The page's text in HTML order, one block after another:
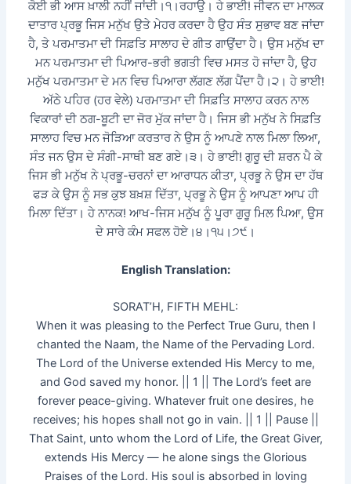
ਕੋਈ ਭੀ ਆਸ ਖ਼ਾਲੀ ਨਹੀਂ ਜਾਂਦੀ।੧।ਰਹਾਉ। ਹੇ ਭਾਈ! ਜੀਵਨ ਦਾ ਮਾਲਕ
ਦਾਤਾਰ ਪ੍ਰਭੂ ਜਿਸ ਮਨੁੱਖ ਉਤੇ ਮੇਹਰ ਕਰਦਾ ਹੈ ਉਹ ਸੰਤ ਸੁਭਾਵ ਬਣ ਜਾਂਦਾ
ਹੈ, ਤੇ ਪਰਮਾਤਮਾ ਦੀ ਸਿਫ਼ਤਿ ਸਾਲਾਹ ਦੇ ਗੀਤ ਗਾਉਂਦਾ ਹੈ। ਉਸ ਮਨੁੱਖ ਦਾ
ਮਨ ਪਰਮਾਤਮਾ ਦੀ ਪਿਆਰ-ਭਰੀ ਭਗਤੀ ਵਿਚ ਮਸਤ ਹੋ ਜਾਂਦਾ ਹੈ, ਉਹ
ਮਨੁੱਖ ਪਰਮਾਤਮਾ ਦੇ ਮਨ ਵਿਚ ਪਿਆਰਾ ਲੱਗਣ ਲੱਗ ਪੈਂਦਾ ਹੈ।੨। ਹੇ ਭਾਈ!
ਅੱਠੇ ਪਹਿਰ (ਹਰ ਵੇਲੇ) ਪਰਮਾਤਮਾ ਦੀ ਸਿਫ਼ਤਿ ਸਾਲਾਹ ਕਰਨ ਨਾਲ
ਵਿਕਾਰਾਂ ਦੀ ਠਗ-ਬੂਟੀ ਦਾ ਜੋਰ ਮੁੱਕ ਜਾਂਦਾ ਹੈ। ਜਿਸ ਭੀ ਮਨੁੱਖ ਨੇ ਸਿਫ਼ਤਿ
ਸਾਲਾਹ ਵਿਚ ਮਨ ਜੋੜਿਆ ਕਰਤਾਰ ਨੇ ਉਸ ਨੂੰ ਆਪਣੇ ਨਾਲ ਮਿਲਾ ਲਿਆ,
ਸੰਤ ਜਨ ਉਸ ਦੇ ਸੰਗੀ-ਸਾਥੀ ਬਣ ਗਏ।੩। ਹੇ ਭਾਈ! ਗੁਰੂ ਦੀ ਸ਼ਰਨ ਪੈ ਕੇ
ਜਿਸ ਭੀ ਮਨੁੱਖ ਨੇ ਪ੍ਰਭੂ-ਚਰਨਾਂ ਦਾ ਆਰਾਧਨ ਕੀਤਾ, ਪ੍ਰਭੂ ਨੇ ਉਸ ਦਾ ਹੱਥ
ਫੜ ਕੇ ਉਸ ਨੂੰ ਸਭ ਕੁਝ ਬਖ਼ਸ਼ ਦਿੱਤਾ, ਪ੍ਰਭੂ ਨੇ ਉਸ ਨੂੰ ਆਪਣਾ ਆਪ ਹੀ
ਮਿਲਾ ਦਿੱਤਾ। ਹੇ ਨਾਨਕ! ਆਖ-ਜਿਸ ਮਨੁੱਖ ਨੂੰ ਪੂਰਾ ਗੁਰੂ ਮਿਲ ਪਿਆ, ਉਸ
ਦੇ ਸਾਰੇ ਕੰਮ ਸਫਲ ਹੋਏ।੪।੧੫।੭੯।
English Translation:
SORAT’H, FIFTH MEHL:
When it was pleasing to the Perfect True Guru, then I
chanted the Naam, the Name of the Pervading Lord.
The Lord of the Universe extended His Mercy to me,
and God saved my honor. || 1 || The Lord’s feet are
forever peace-giving. Whatever fruit one desires, he
receives; his hopes shall not go in vain. || 1 || Pause ||
That Saint, unto whom the Lord of Life, the Great Giver,
extends His Mercy — he alone sings the Glorious
Praises of the Lord. His soul is absorbed in loving